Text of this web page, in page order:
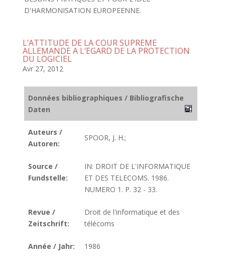
D'HARMONISATION EUROPEENNE.
L’ATTITUDE DE LA COUR SUPREME
ALLEMANDE A L’EGARD DE LA PROTECTION
DU LOGICIEL
Avr 27, 2012
Données bibliographiques / Bibliografische
Daten
Auteurs /
Autoren:
SPOOR, J. H.;
Source /
Fundstelle:
IN: DROIT DE L'INFORMATIQUE
ET DES TELECOMS. 1986.
NUMERO 1. P. 32 - 33.
Revue /
Zeitschrift:
Droit de l'informatique et des
télécoms
Année / Jahr: 1986